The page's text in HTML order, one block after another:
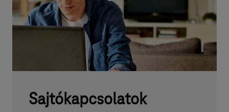
Sajtókapcsolatok